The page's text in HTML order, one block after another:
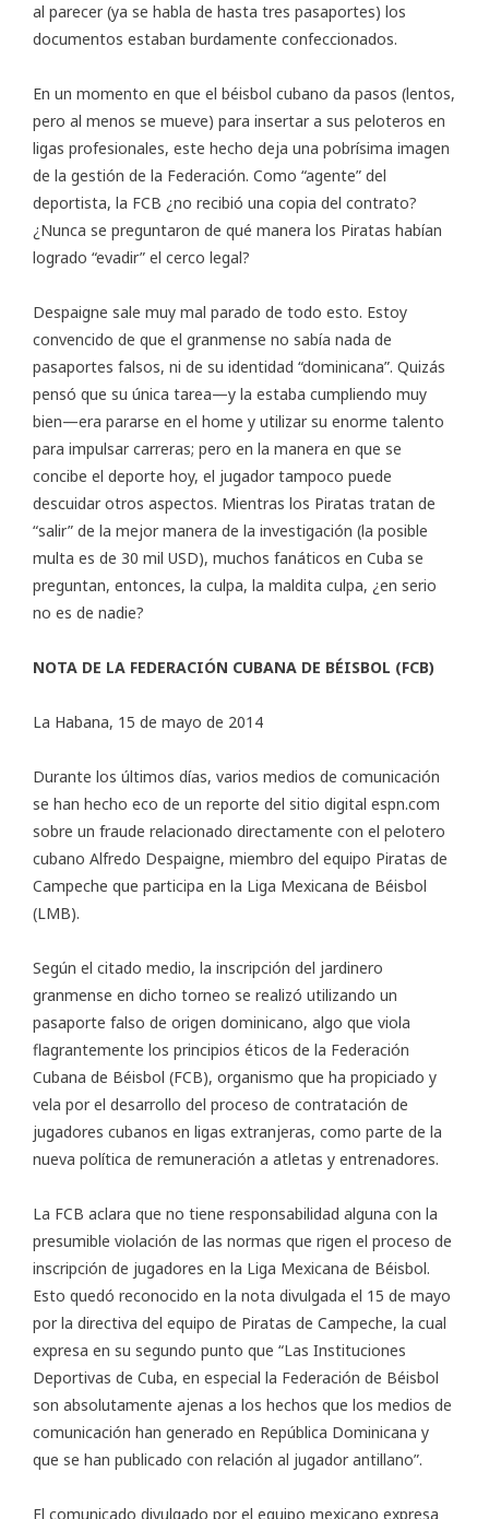
al parecer (ya se habla de hasta tres pasaportes) los
documentos estaban burdamente confeccionados.
En un momento en que el béisbol cubano da pasos (lentos,
pero al menos se mueve) para insertar a sus peloteros en
ligas profesionales, este hecho deja una pobrísima imagen
de la gestión de la Federación. Como “agente” del
deportista, la FCB ¿no recibió una copia del contrato?
¿Nunca se preguntaron de qué manera los Piratas habían
logrado “evadir” el cerco legal?
Despaigne sale muy mal parado de todo esto. Estoy
convencido de que el granmense no sabía nada de
pasaportes falsos, ni de su identidad “dominicana”. Quizás
pensó que su única tarea—y la estaba cumpliendo muy
bien—era pararse en el home y utilizar su enorme talento
para impulsar carreras; pero en la manera en que se
concibe el deporte hoy, el jugador tampoco puede
descuidar otros aspectos. Mientras los Piratas tratan de
“salir” de la mejor manera de la investigación (la posible
multa es de 30 mil USD), muchos fanáticos en Cuba se
preguntan, entonces, la culpa, la maldita culpa, ¿en serio
no es de nadie?
NOTA DE LA FEDERACIÓN CUBANA DE BÉISBOL (FCB)
La Habana, 15 de mayo de 2014
Durante los últimos días, varios medios de comunicación
se han hecho eco de un reporte del sitio digital espn.com
sobre un fraude relacionado directamente con el pelotero
cubano Alfredo Despaigne, miembro del equipo Piratas de
Campeche que participa en la Liga Mexicana de Béisbol
(LMB).
Según el citado medio, la inscripción del jardinero
granmense en dicho torneo se realizó utilizando un
pasaporte falso de origen dominicano, algo que viola
flagrantemente los principios éticos de la Federación
Cubana de Béisbol (FCB), organismo que ha propiciado y
vela por el desarrollo del proceso de contratación de
jugadores cubanos en ligas extranjeras, como parte de la
nueva política de remuneración a atletas y entrenadores.
La FCB aclara que no tiene responsabilidad alguna con la
presumible violación de las normas que rigen el proceso de
inscripción de jugadores en la Liga Mexicana de Béisbol.
Esto quedó reconocido en la nota divulgada el 15 de mayo
por la directiva del equipo de Piratas de Campeche, la cual
expresa en su segundo punto que “Las Instituciones
Deportivas de Cuba, en especial la Federación de Béisbol
son absolutamente ajenas a los hechos que los medios de
comunicación han generado en República Dominicana y
que se han publicado con relación al jugador antillano”.
El comunicado divulgado por el equipo mexicano expresa